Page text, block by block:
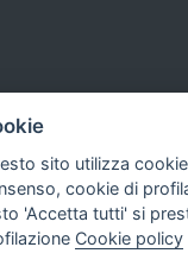
Leggibilità.
sito utilizza
cookie di
'Accetta tutti' si
Cookie policy